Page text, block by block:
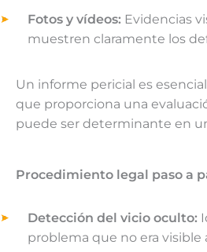
Fotos y vídeos: Evidencias
muestren claramente los
Un informe pericial es
que proporciona una
puede ser determinante en
Procedimiento legal paso a
Detección del vicio oculto:
problema que no era